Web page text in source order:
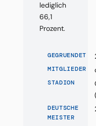
lediglich
66,1
Prozent.
GEGRUENDET
MITGLIEDER
STADION
DEUTSCHE
MEISTER